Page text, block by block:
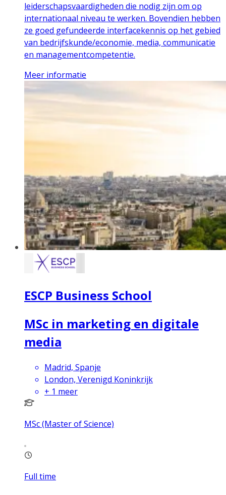
leiderschapsvaardigheden die nodig zijn om op
internationaal niveau te werken. Bovendien hebben
ze goed gefundeerde interfacekennis op het gebied
van bedrijfskunde/economie, media, communicatie
en managementcompetentie.
Meer informatie
ESCP Business School
MSc in marketing en digitale
media
Madrid, Spanje
London, Verenigd Koninkrijk
+ 1 meer
MSc (Master of Science)
Full time